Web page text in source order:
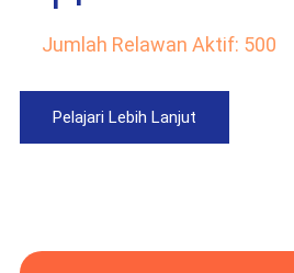
Jumlah Relawan Aktif: 500
Pelajari Lebih Lanjut